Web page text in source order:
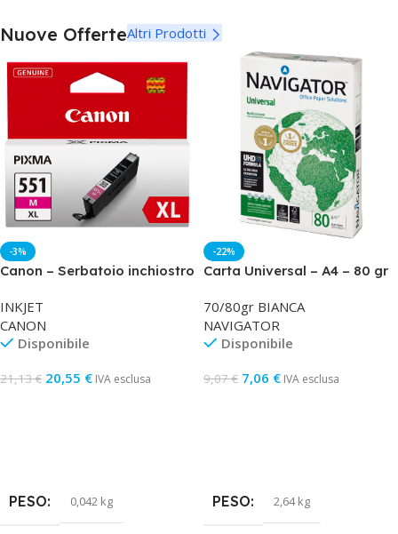
IL REGALO?
LO SCEGLI TU!
Dainklifeofferte e
regali unici per te
Cicca Qui
Nuove OfferteAltri Prodotti
-3%
Canon – Serbatoio inchiostro
551M- 680 pag
INKJET
CANON
Disponibile
21,13€ 20,55 € IVA esclusa
PESO 0,042 kg
-22%
Carta Universal – A4 – 80 gr
500 fogli
70/80gr BIANCA
NAVIGATOR
Disponibile
9,07€ 7,06 € IVA esclusa
PESO 2,64 kg